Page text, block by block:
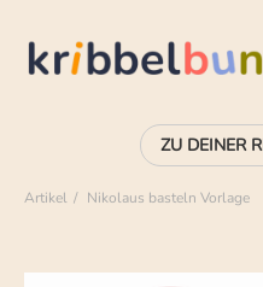
Artikel Nikolaus basteln Vorlage